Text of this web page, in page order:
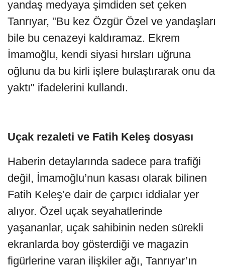
yandaş medyaya şimdiden set çeken
Tanrıyar, "Bu kez Özgür Özel ve yandaşları
bile bu cenazeyi kaldıramaz. Ekrem
İmamoğlu, kendi siyasi hırsları uğruna
oğlunu da bu kirli işlere bulaştırarak onu da
yaktı" ifadelerini kullandı.
Uçak rezaleti ve Fatih Keleş dosyası
Haberin detaylarında sadece para trafiği
değil, İmamoğlu’nun kasası olarak bilinen
Fatih Keleş’e dair de çarpıcı iddialar yer
alıyor. Özel uçak seyahatlerinde
yaşananlar, uçak sahibinin neden sürekli
ekranlarda boy gösterdiği ve magazin
figürlerine varan ilişkiler ağı, Tanrıyar’ın